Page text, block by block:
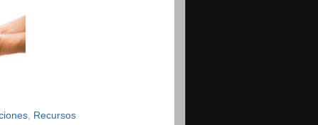
Recursos